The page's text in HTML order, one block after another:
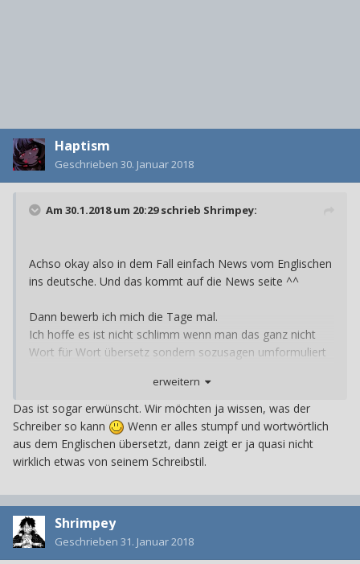
Haptism
Geschrieben 30. Januar 2018
Am 30.1.2018 um 20:29 schrieb Shrimpey:
Achso okay also in dem Fall einfach News vom Englischen
ins deutsche. Und das kommt auf die News seite ^^
Dann bewerb ich mich die Tage mal.
Ich hoffe es ist nicht schlimm wenn man das ganz nicht
Wort für Wort übersetz sondern sozusagen umformuliert
erweitern
Das ist sogar erwünscht. Wir möchten ja wissen, was der
Schreiber so kann
Wenn er alles stumpf und wortwörtlich
aus dem Englischen übersetzt, dann zeigt er ja quasi nicht
wirklich etwas von seinem Schreibstil.
Shrimpey
Geschrieben 31. Januar 2018